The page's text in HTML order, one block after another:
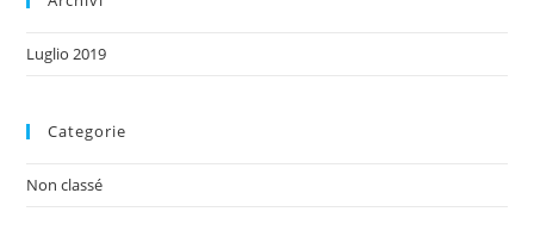
Luglio 2019
Categorie
Non classé